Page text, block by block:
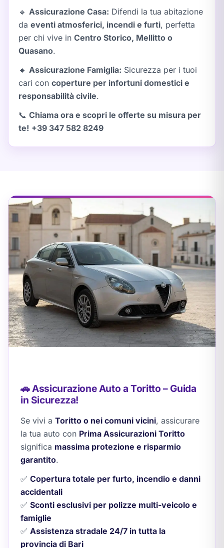
🔹 Assicurazione Casa: Difendi la tua abitazione
da eventi atmosferici, incendi e furti, perfetta
per chi vive in Centro Storico, Mellitto o
Quasano.
🔹 Assicurazione Famiglia: Sicurezza per i tuoi
cari con coperture per infortuni domestici e
responsabilità civile.
📞 Chiama ora e scopri le offerte su misura per
te! +39 347 582 8249
🚗 Assicurazione Auto a Toritto – Guida
in Sicurezza!
Se vivi a Toritto o nei comuni vicini, assicurare
la tua auto con Prima Assicurazioni Toritto
significa massima protezione e risparmio
garantito.
✅ Copertura totale per furto, incendio e danni
accidentali
✅ Sconti esclusivi per polizze multi-veicolo e
famiglie
✅ Assistenza stradale 24/7 in tutta la
provincia di Bari